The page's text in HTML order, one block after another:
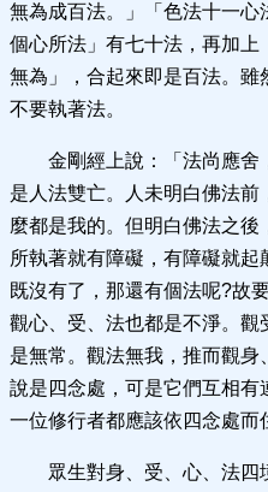
無為成百法。」「色法十一
個心所法」有七十法，再加
無為」，合起來即是百法。
不要執著法。
金剛經上說：「法尚應舍
是人法雙亡。人未明白佛法
麼都是我的。但明白佛法之
所執著就有障礙，有障礙就
既沒有了，那還有個法呢?故
觀心、受、法也都是不淨。
是無常。觀法無我，推而觀
說是四念處，可是它們互相
一位修行者都應該依四念處而
眾生對身、受、心、法